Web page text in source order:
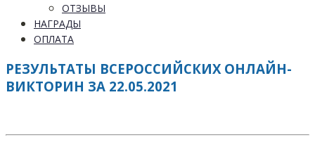
ОТЗЫВЫ
НАГРАДЫ
ОПЛАТА
РЕЗУЛЬТАТЫ ВСЕРОССИЙСКИХ ОНЛАЙН-
ВИКТОРИН ЗА 22.05.2021